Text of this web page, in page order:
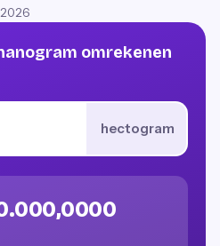
omrekenen
hectogram